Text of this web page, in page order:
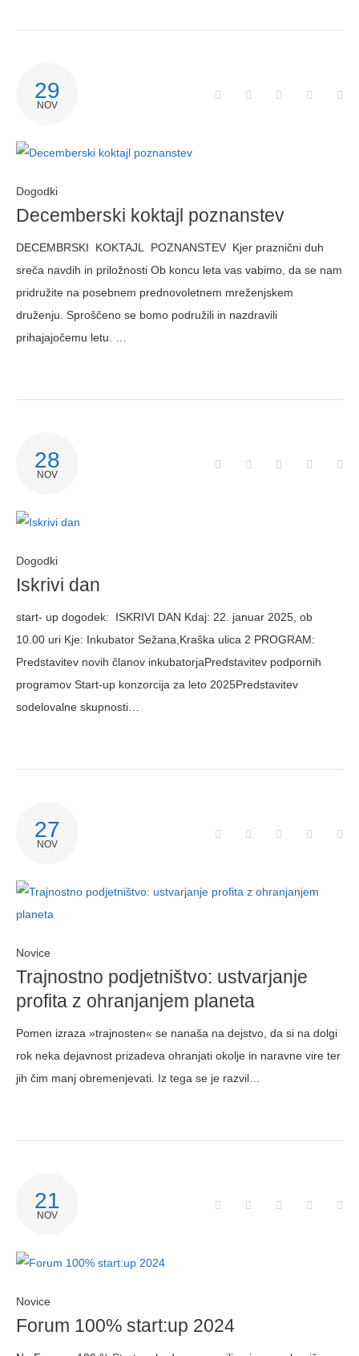
29
NOV
Dogodki
Decemberski koktajl poznanstev
DECEMBRSKI KOKTAJL POZNANSTEV Kjer praznični duh
sreča navdih in priložnosti Ob koncu leta vas vabimo, da se nam
pridružite na posebnem prednovoletnem mreženjskem
druženju. Sproščeno se bomo podružili in nazdravili
prihajajočemu letu. …
28
NOV
Dogodki
Iskrivi dan
start- up dogodek: ISKRIVI DAN Kdaj: 22. januar 2025, ob
10.00 uri Kje: Inkubator Sežana,Kraška ulica 2 PROGRAM:
Predstavitev novih članov inkubatorjaPredstavitev podpornih
programov Start-up konzorcija za leto 2025Predstavitev
sodelovalne skupnosti…
27
NOV
Novice
Trajnostno podjetništvo: ustvarjanje
profita z ohranjanjem planeta
Pomen izraza »trajnosten« se nanaša na dejstvo, da si na dolgi
rok neka dejavnost prizadeva ohranjati okolje in naravne vire ter
jih čim manj obremenjevati. Iz tega se je razvil…
21
NOV
Novice
Forum 100% start:up 2024